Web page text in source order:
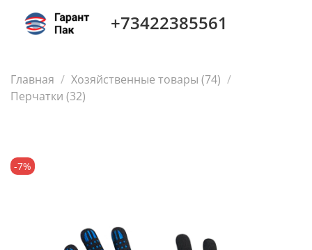
+73422385561
Главная
Хозяйственные товары (74)
Перчатки (32)
-7%